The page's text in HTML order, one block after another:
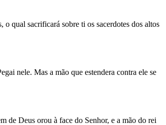
qual sacrificará sobre ti os sacerdotes dos altos
nele. Mas a mão que estendera contra ele se
de Deus orou à face do Senhor, e a mão do rei